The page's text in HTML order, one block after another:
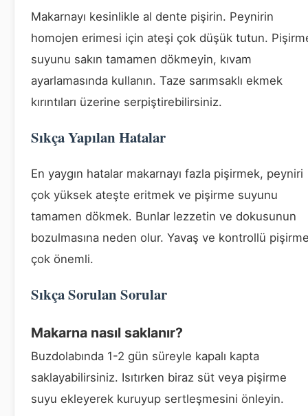
Makarnayı kesinlikle al dente pişirin. Peynirin
homojen erimesi için ateşi çok düşük tutun.
suyunu sakın tamamen dökmeyin, kıvam
ayarlamasında kullanın. Taze sarımsaklı ekmek
kırıntıları üzerine serpiştirebilirsiniz.
Sıkça Yapılan Hatalar
En yaygın hatalar makarnayı fazla pişirmek, peyniri
çok yüksek ateşte eritmek ve pişirme suyunu
tamamen dökmek. Bunlar lezzetin ve dokusunun
bozulmasına neden olur. Yavaş ve kontrollü
çok önemli.
Sıkça Sorulan Sorular
Makarna nasıl saklanır?
Buzdolabında 1-2 gün süreyle kapalı kapta
saklayabilirsiniz. Isıtırken biraz süt veya pişirme
suyu ekleyerek kuruyup sertleşmesini önleyin.